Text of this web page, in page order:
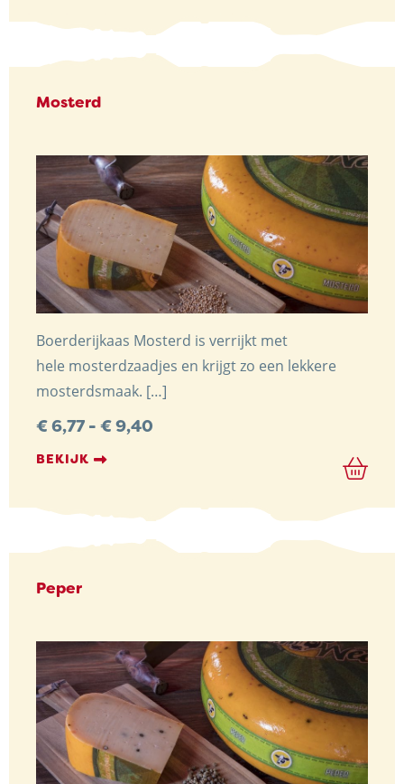
Mosterd
Boerderijkaas Mosterd is verrijkt met
hele mosterdzaadjes en krijgt zo een lekkere
mosterdsmaak. […]
€6,77 - €9,40
BEKIJK
Peper